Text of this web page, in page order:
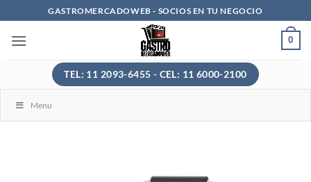
al
contenido
GASTROMERCADOWEB - SOCIOS EN TU NEGOCIO
0
TEL: 11 2093-6455 - CEL: 11 6000-2100
Menu